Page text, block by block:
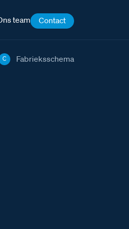
team Contact
C Fabrieksschema